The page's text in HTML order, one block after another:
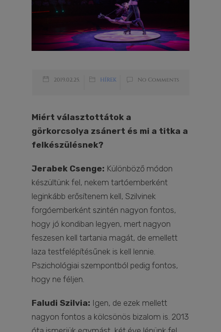
2019.02.25. HÍREK No Comments
Miért választottátok a
görkorcsolya zsánert és mi a titka a
felkészülésnek?
Jerabek Csenge: Különböző módon
készültünk fel, nekem tartóemberként
leginkább erősítenem kell, Szilvinek
forgóemberként szintén nagyon fontos,
hogy jó kondiban legyen, mert nagyon
feszesen kell tartania magát, de emellett
laza testfelépítésűnek is kell lennie.
Pszichológiai szempontból pedig fontos,
hogy ne féljen.
Faludi Szilvia: Igen, de ezek mellett
nagyon fontos a kölcsönös bizalom is. 2013